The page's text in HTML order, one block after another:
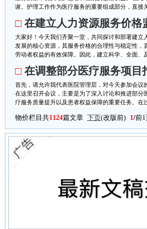
谢。护理工作作为医疗服务的重要组成部分，直
□ 在建立人力资源服务价
大家好！今天我们齐聚一堂，共同探讨和部署建
发展的核心资源，其服务价格的合理性与稳定性
劳动者权益的有效保障。因此，建立科学、全面
□ 在调整部分医疗服务项目
首先，请允许我代表医院管理层，对今天参加会
在这里召开会议，主要是为了深入讨论和推进部
疗服务质量提升以及患者权益保障的重要任务。
物价栏目共1124篇文章 下页(改版前) 1/前1